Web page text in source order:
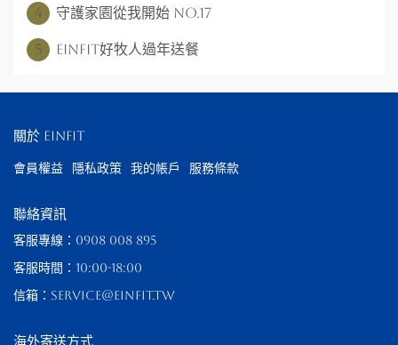
4 守護家園從我開始 NO.17
5 EinFIt好牧人過年送餐
關於 EinFit
會員權益 隱私政策 我的帳戶 服務條款
聯絡資訊
客服專線：0908 008 895
客服時間：10:00-18:00
信箱：service@einfit.tw
海外寄送方式